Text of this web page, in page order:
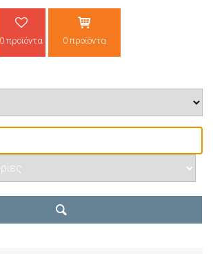
ΝΕΟΣ ΠΕΛΑΤΗΣ;
0 προϊόντα 0 προϊόντα